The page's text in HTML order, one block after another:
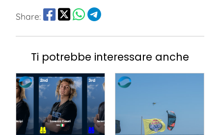
Share:
Ti potrebbe interessare anche